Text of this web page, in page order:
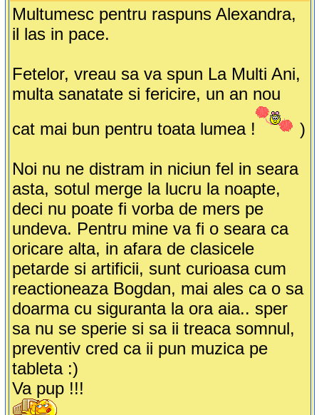
Multumesc pentru raspuns Alexandra,
il las in pace.
Fetelor, vreau sa va spun La Multi Ani,
multa sanatate si fericire, un an nou
cat mai bun pentru toata lumea !
)
Noi nu ne distram in niciun fel in seara
asta, sotul merge la lucru la noapte,
deci nu poate fi vorba de mers pe
undeva. Pentru mine va fi o seara ca
oricare alta, in afara de clasicele
petarde si artificii, sunt curioasa cum
reactioneaza Bogdan, mai ales ca o sa
doarma cu siguranta la ora aia.. sper
sa nu se sperie si sa ii treaca somnul,
preventiv cred ca ii pun muzica pe
tableta :)
Va pup !!!